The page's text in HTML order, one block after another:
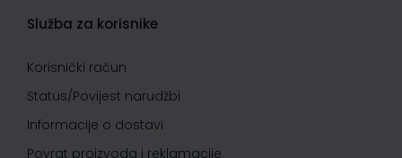
Služba za korisnike
Korisnički račun
Status/Povijest narudžbi
Informacije o dostavi
Povrat proizvoda i reklamacije